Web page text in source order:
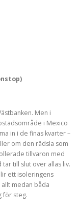
Men i
i Mexico
in i de finas kvarter –
om den rädsla som
tillvaron med
till slut över allas liv.
ett isoleringens
medan båda
för steg.